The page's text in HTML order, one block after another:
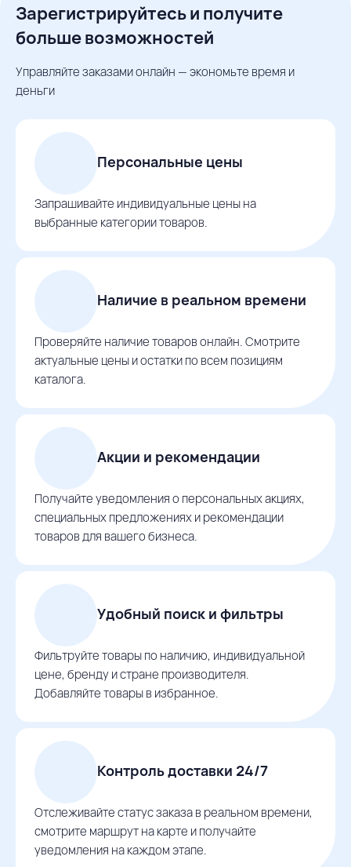
Зарегистрируйтесь и получите
больше возможностей
Управляйте заказами онлайн — экономьте время и
деньги
Персональные цены
Запрашивайте индивидуальные цены на
выбранные категории товаров.
Наличие в реальном времени
Проверяйте наличие товаров онлайн. Смотрите
актуальные цены и остатки по всем позициям
каталога.
Акции и рекомендации
Получайте уведомления о персональных акциях,
специальных предложениях и рекомендации
товаров для вашего бизнеса.
Удобный поиск и фильтры
Фильтруйте товары по наличию, индивидуальной
цене, бренду и стране производителя.
Добавляйте товары в избранное.
Контроль доставки 24/7
Отслеживайте статус заказа в реальном времени,
смотрите маршрут на карте и получайте
уведомления на каждом этапе.